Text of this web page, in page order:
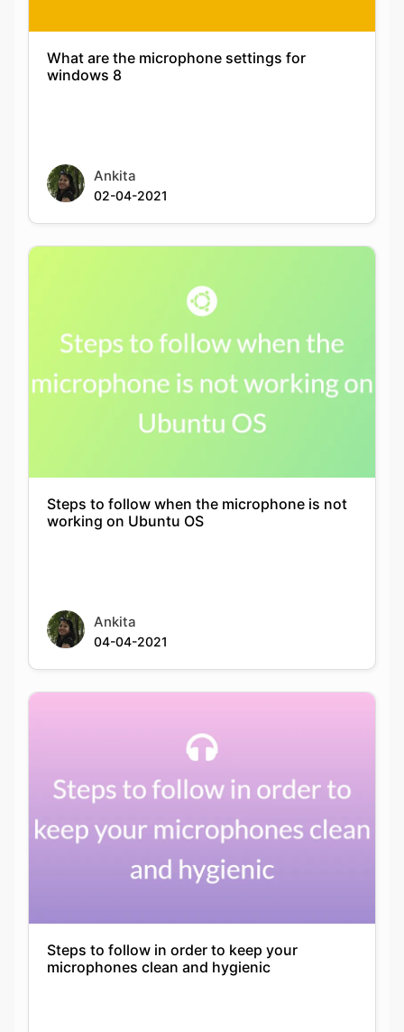
What are the microphone settings for
windows 8
Ankita
02-04-2021
Steps to follow when the microphone is not
working on Ubuntu OS
Ankita
04-04-2021
Steps to follow in order to keep your
microphones clean and hygienic